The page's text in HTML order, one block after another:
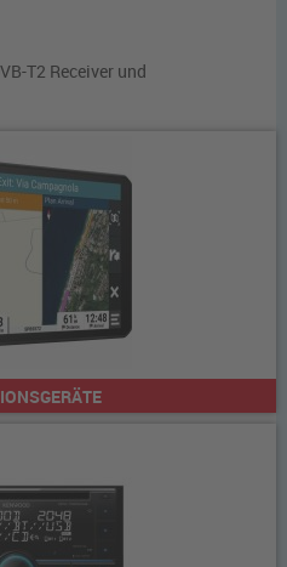
T2 Receiver und